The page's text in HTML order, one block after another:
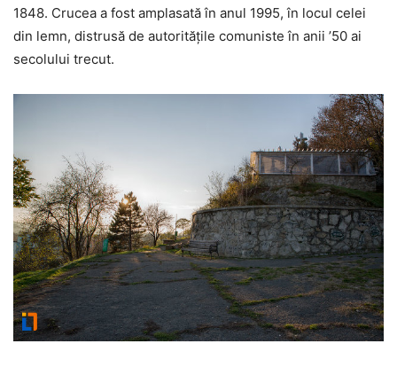
1848. Crucea a fost amplasată în anul 1995, în locul celei
din lemn, distrusă de autoritățile comuniste în anii ’50 ai
secolului trecut.